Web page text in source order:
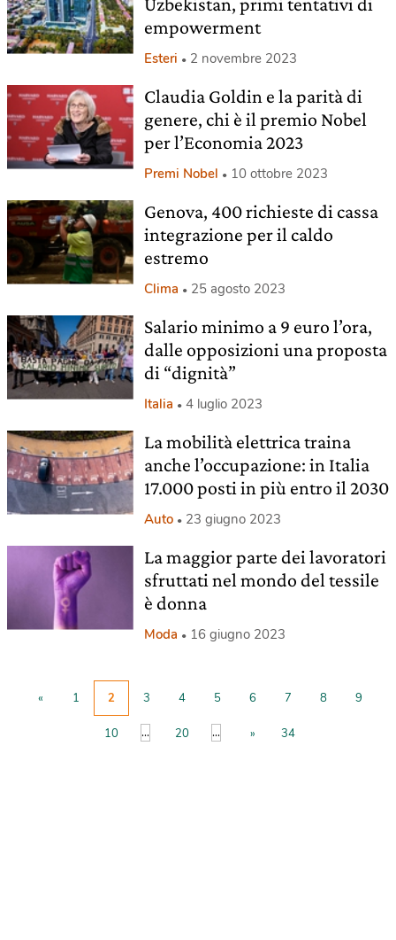
empowerment
Esteri 2 novembre 2023
Claudia Goldin e la parità di
genere, chi è il premio Nobel
per l’Economia 2023
Premi Nobel 10 ottobre 2023
Genova, 400 richieste di cassa
integrazione per il caldo
estremo
Clima 25 agosto 2023
Salario minimo a 9 euro l’ora,
dalle opposizioni una proposta
di “dignità”
Italia 4 luglio 2023
La mobilità elettrica traina
anche l’occupazione: in Italia
17.000 posti in più entro il 2030
Auto 23 giugno 2023
La maggior parte dei lavoratori
sfruttati nel mondo del tessile
è donna
Moda 16 giugno 2023
« 1 2 3 4 5 6 7 8 9
10 ... 20 ... » 34